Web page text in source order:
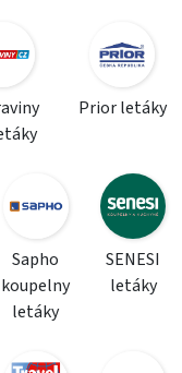
Prior letáky
Sapho
koupelny
letáky
SENESI
letáky